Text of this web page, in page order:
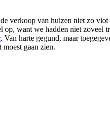
verkoop van huizen niet zo
want we hadden niet zoveel
. Van harte gegund, maar
gaan zien.